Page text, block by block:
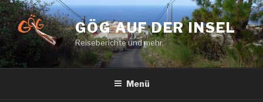
Zum
Inhalt
springen
GÖG AUF DER INSEL
Reiseberichte und mehr.
Menü